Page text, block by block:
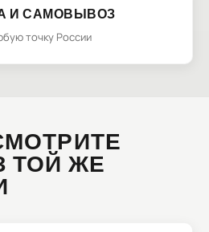
И САМОВЫВОЗ
точку России
ТОЙ ЖЕ